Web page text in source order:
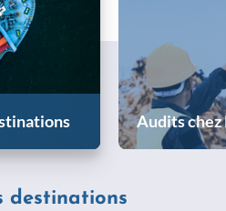
Audits
destinations